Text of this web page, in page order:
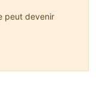
peut devenir